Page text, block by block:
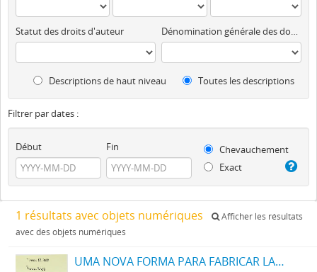
Statut des droits d'auteur Dénomination générale des documents
Descriptions de haut niveau Toutes les descriptions
Filtrer par dates :
Début Fin
Chevauchement
Exact
1 résultats avec objets numériques
Afficher les résultats
avec des objets numériques
UMA NOVA FORMA PARA FABRICAR LADRILHOS E SEMELHANTES